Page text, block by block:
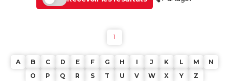
1
A B C D E F G H I J K L M
N
O
P Q R S T U V W X Y Z